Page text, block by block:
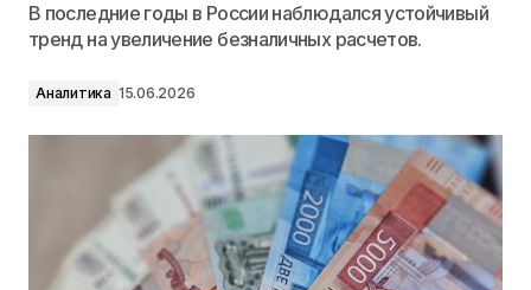
В последние годы в России наблюдался устойчивый
тренд на увеличение безналичных расчетов.
Аналитика 15.06.2026